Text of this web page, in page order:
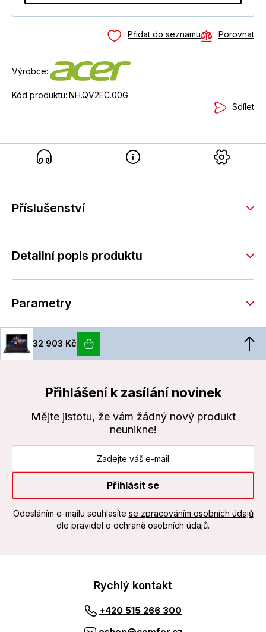
Přidat do seznamu Porovnat
Výrobce:
Kód produktu: NH.QV2EC.00G
Sdílet
Příslušenství
Detailní popis produktu
Parametry
32 903 Kč
Přihlášení k zasílání novinek
Mějte jistotu, že vám žádný nový produkt
neunikne!
Přihlásit se
Odesláním e-mailu souhlasíte se zpracováním osobních údajů
dle pravidel o ochraně osobních údajů.
Rychlý kontakt
+420 515 266 300